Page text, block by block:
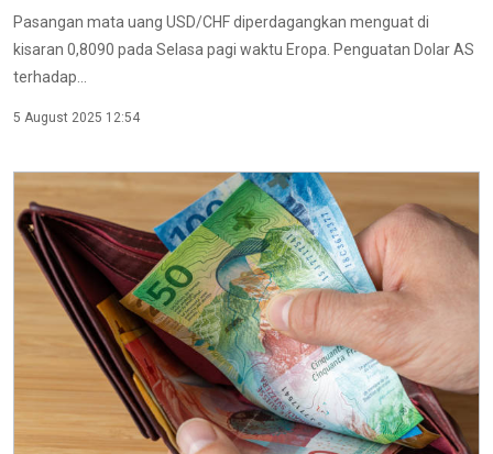
Pasangan mata uang USD/CHF diperdagangkan menguat di
kisaran 0,8090 pada Selasa pagi waktu Eropa. Penguatan Dolar AS
terhadap...
5 August 2025 12:54